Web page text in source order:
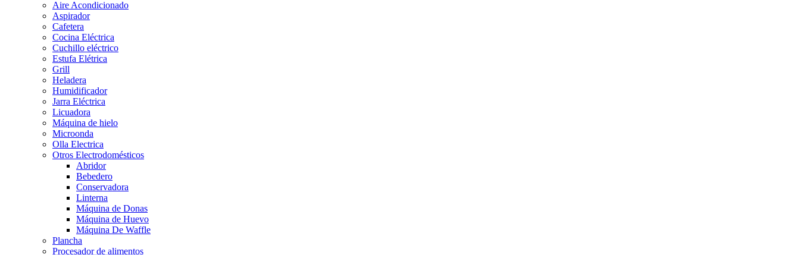
Aire Acondicionado
Aspirador
Cafetera
Cocina Eléctrica
Cuchillo eléctrico
Estufa Elétrica
Grill
Heladera
Humidificador
Jarra Eléctrica
Licuadora
Máquina de hielo
Microonda
Olla Electrica
Otros Electrodomésticos
Abridor
Bebedero
Conservadora
Linterna
Máquina de Donas
Máquina de Huevo
Máquina De Waffle
Plancha
Procesador de alimentos